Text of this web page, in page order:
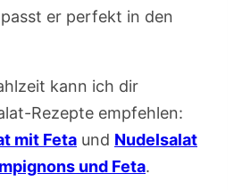
er perfekt in den
kann ich dir
Rezepte empfehlen:
mit Feta und Nudelsalat
und Feta.